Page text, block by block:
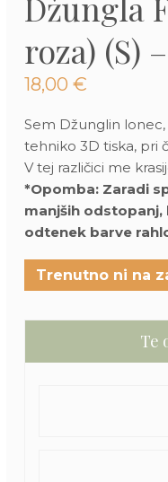
roza) (S)
18,00 €
Sem Džunglin
tehniko 3D tiska, pri
V tej različici me
*Opomba: Zaradi
manjših odstopanj,
odtenek barve
Trenutno ni na
Te